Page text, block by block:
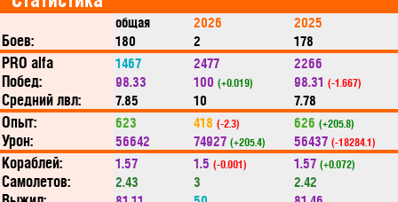
общая 2026 2025
Боев: 180 2 178
PRO alfa 1467 2477 2266
Побед: 98.33 100 (+0.019) 98.31 (-1.667)
Средний лвл: 7.85 10 7.78
Опыт: 623 418 (-2.3) 626 (+205.8)
Урон: 56642 74927 (+205.4) 56437 (-18284.1)
Кораблей: 1.57 1.5 (-0.001) 1.57 (+0.072)
Самолетов: 2.43 3 2.42